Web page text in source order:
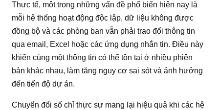
Thực tế, một trong những vấn đề phổ biến hiện nay là
mỗi hệ thống hoạt động độc lập, dữ liệu không được
đồng bộ và các phòng ban vẫn phải trao đổi thông tin
qua email, Excel hoặc các ứng dụng nhắn tin. Điều này
khiến cùng một thông tin có thể tồn tại ở nhiều phiên
bản khác nhau, làm tăng nguy cơ sai sót và ảnh hưởng
đến tiến độ dự án.
Chuyển đổi số chỉ thực sự mang lại hiệu quả khi các hệ